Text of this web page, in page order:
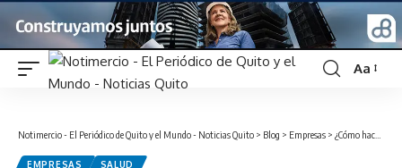
Font
Aa
Notimercio - El Periódico de Quito y el Mundo - Noticias Quito > Blog > Empresas > ¿Cómo hacer postres más saludables sin dejar de disfrutar?
EMPRESAS SALUD